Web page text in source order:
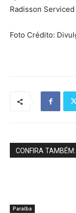
Radisson
Foto Crédito:
CONFIRA TAMBÉM:
Paraíba